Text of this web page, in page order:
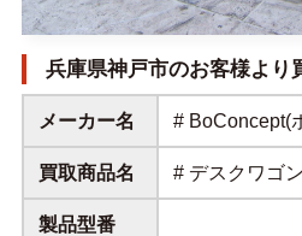
兵庫県神戸市のお客様より
メーカー名 # BoConcept(
買取商品名 # デスクワゴン
製品型番